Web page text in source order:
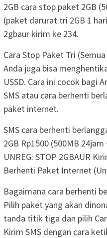
2GB cara stop paket 2GB
(paket darurat tri 2GB 1
2gbaur kirim ke 234.
Cara Stop Paket Tri
Anda juga bisa
USSD. Cara ini cocok bagi
SMS atau cara berhenti
paket internet.
SMS cara berhenti
2GB Rp1500 (500MB
UNREG: STOP 2GBAUR
Berhenti Paket Internet
Bagaimana cara berhenti
Pilih paket yang akan
tanda titik tiga dan pilih
Kirim SMS dengan cara